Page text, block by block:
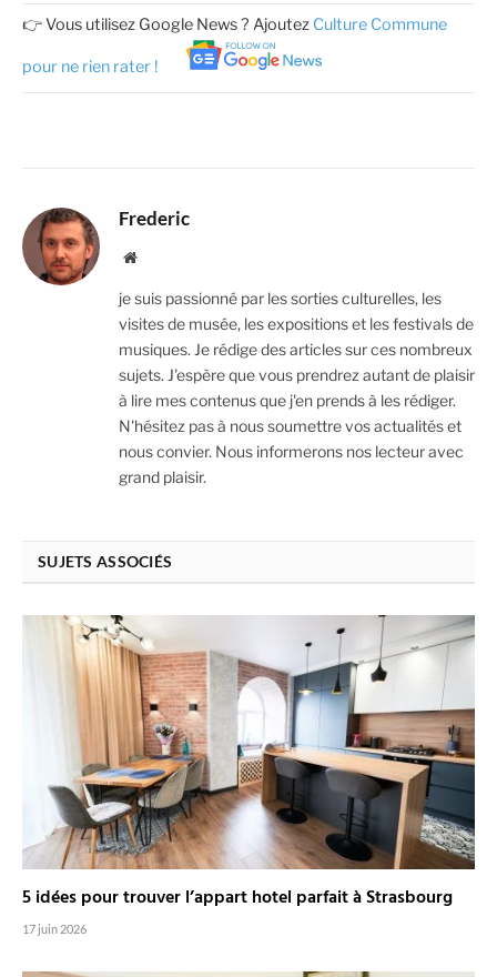
👉 Vous utilisez Google News ? Ajoutez Culture Commune
pour ne rien rater !
Frederic
Website
je suis passionné par les sorties culturelles, les
visites de musée, les expositions et les festivals de
musiques. Je rédige des articles sur ces nombreux
sujets. J'espère que vous prendrez autant de plaisir
à lire mes contenus que j'en prends à les rédiger.
N'hésitez pas à nous soumettre vos actualités et
nous convier. Nous informerons nos lecteur avec
grand plaisir.
SUJETS ASSOCIÉS
5 idées pour trouver l’appart hotel parfait à Strasbourg
17 juin 2026